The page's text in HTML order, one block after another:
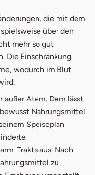
die mit dem
über den
mehr so gut
Die Einschränkung
wodurch im Blut
außer Atem. Dem lässt
Nahrungsmittel
Speiseplan
Trakts aus. Nach
zu